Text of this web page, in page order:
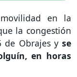
en la
la congestión
de Obrajes y se
en horas